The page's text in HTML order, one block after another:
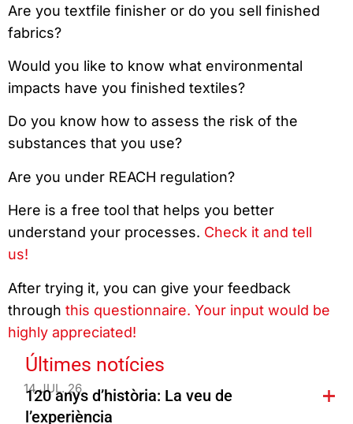
Are you textfile finisher or do you sell finished
fabrics?
Would you like to know what environmental
impacts have you finished textiles?
Do you know how to assess the risk of the
substances that you use?
Are you under REACH regulation?
Here is a free tool that helps you better
understand your processes. Check it and tell
us!
After trying it, you can give your feedback
through this questionnaire. Your input would be
highly appreciated!
Últimes notícies
14 JUL. 26
120 anys d’història: La veu de
l’experiència